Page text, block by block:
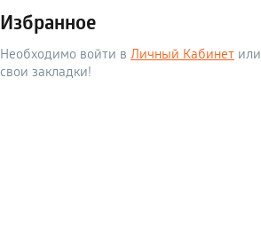
Избранное
Необходимо войти в Личный Кабинет или
свои закладки!